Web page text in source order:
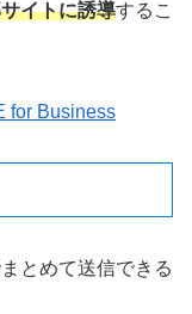
イトに誘導するこ
for Business
とめて送信できる